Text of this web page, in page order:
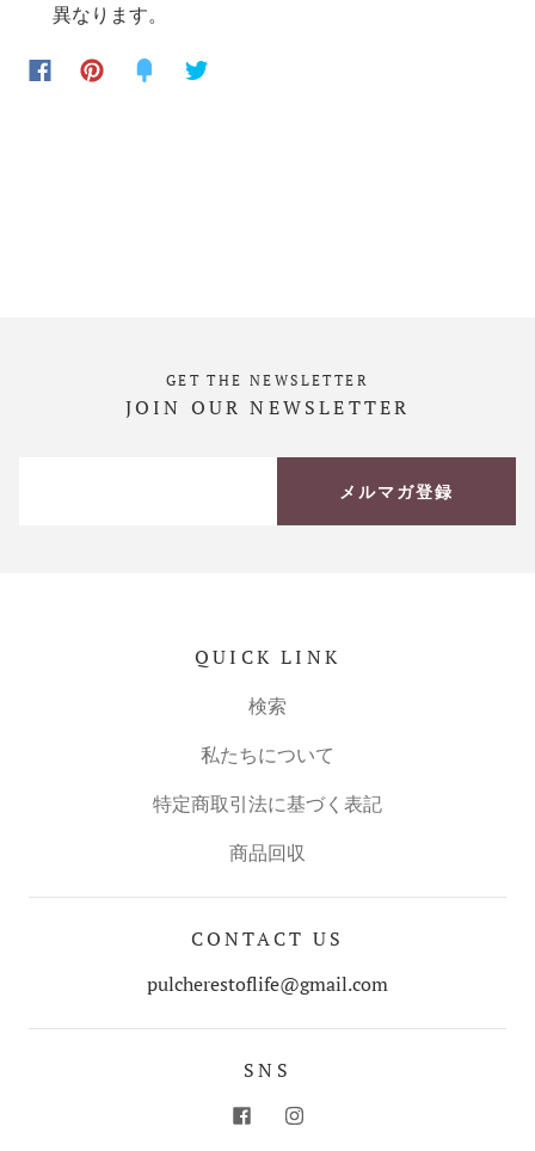
異なります。
GET THE NEWSLETTER
JOIN OUR NEWSLETTER
メルマガ登録
QUICK LINK
検索
私たちについて
特定商取引法に基づく表記
商品回収
CONTACT US
pulcherestoflife@gmail.com
SNS